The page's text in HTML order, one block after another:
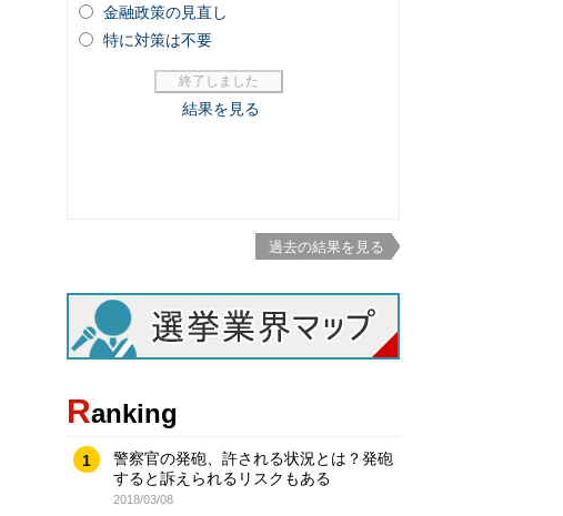
過去の結果を見る
Ranking
1
警察官の発砲、許される状況とは？発砲
すると訴えられるリスクもある
2018/03/08